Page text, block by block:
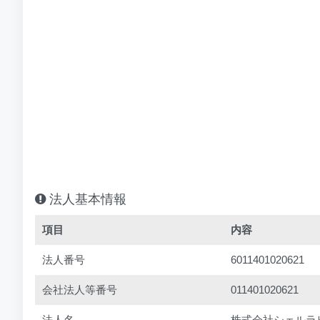
法人基本情報
項目 内容
法人番号 6011401020621
会社法人等番号 011401020621